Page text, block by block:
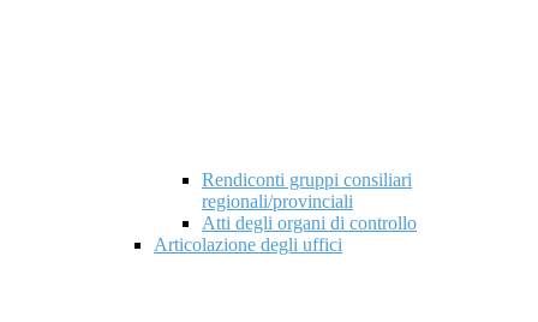
Rendiconti gruppi consiliari
regionali/provinciali
Atti degli organi di controllo
Articolazione degli uffici